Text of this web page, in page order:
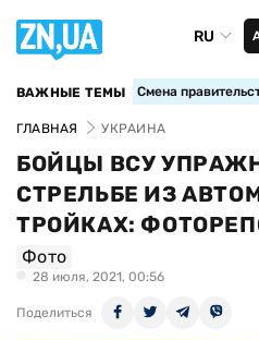
RU
ВАЖНЫЕ ТЕМЫ Смена
ГЛАВНАЯ УКРАИНА
БОЙЦЫ ВСУ
СТРЕЛЬБЕ ИЗ
ТРОЙКАХ:
Фото
28 июля, 2021, 00:56
Поделиться